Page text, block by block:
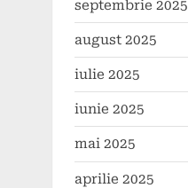
septembrie 2025
august 2025
iulie 2025
iunie 2025
mai 2025
aprilie 2025